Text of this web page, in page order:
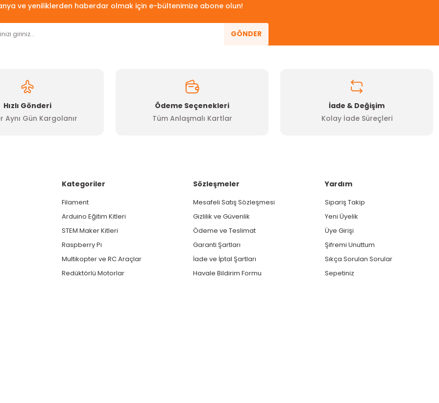
ve yeniliklerden haberdar olmak için e-bültenimize abone olun!
GÖNDER
Hızlı Gönderi
Aynı Gün Kargolanır
Ödeme Seçenekleri
Tüm Anlaşmalı Kartlar
İade & Değişim
Kolay İade Süreçleri
Kategoriler
Filament
Arduino Eğitim Kitleri
STEM Maker Kitleri
Raspberry Pi
Multikopter ve RC Araçlar
Redüktörlü Motorlar
Sözleşmeler
Mesafeli Satış Sözleşmesi
Gizlilik ve Güvenlik
Ödeme ve Teslimat
Garanti Şartları
İade ve İptal Şartları
Havale Bildirim Formu
Yardım
Sipariş Takip
Yeni Üyelik
Üye Girişi
Şifremi Unuttum
Sıkça Sorulan Sorular
Sepetiniz